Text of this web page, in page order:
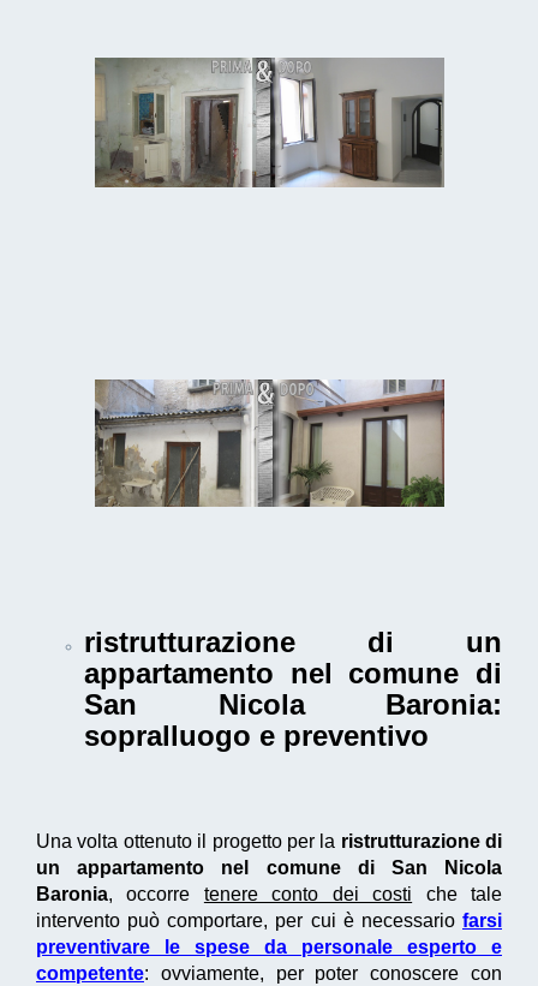
ristrutturazione di un
appartamento nel comune di
San Nicola Baronia:
sopralluogo e preventivo
Una volta ottenuto il progetto per la ristrutturazione di
un appartamento nel comune di San Nicola
Baronia, occorre tenere conto dei costi che tale
intervento può comportare, per cui è necessario farsi
preventivare le spese da personale esperto e
competente: ovviamente, per poter conoscere con